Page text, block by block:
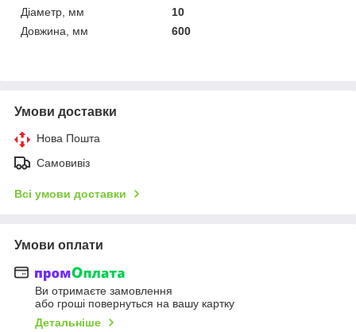
Діаметр, мм
10
Довжина, мм
600
Умови доставки
Нова Пошта
Самовивіз
Всі умови доставки
Умови оплати
Ви отримаєте замовлення
або гроші повернуться на вашу картку
Детальніше